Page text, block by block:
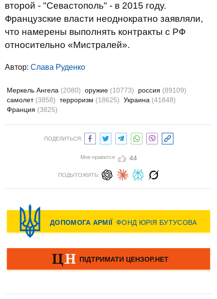
второй - "Севастополь" - в 2015 году.
Французские власти неоднократно заявляли,
что намерены выполнять контракты с РФ
относительно «Мистралей».
Автор: Слава Руденко
Меркель Ангела (2080) оружие (10773) россия (89109)
самолет (3858) терроризм (18625) Украина (41848)
Франция (3825)
ПОДЕЛИТЬСЯ:
Мне нравится 44
ПОДЫТОЖИТЬ: